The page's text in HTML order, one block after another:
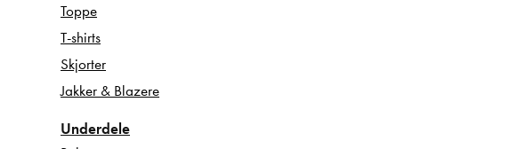
Toppe
T-shirts
Skjorter
Jakker & Blazere
Underdele